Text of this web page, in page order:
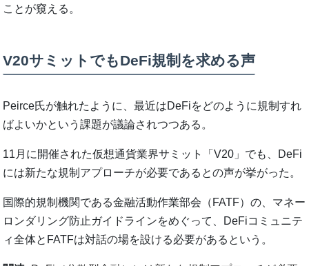
ことが窺える。
V20サミットでもDeFi規制を求める声
Peirce氏が触れたように、最近はDeFiをどのように規制すれ
ばよいかという課題が議論されつつある。
11月に開催された仮想通貨業界サミット「V20」でも、DeFi
には新たな規制アプローチが必要であるとの声が挙がった。
国際的規制機関である金融活動作業部会（FATF）の、マネー
ロンダリング防止ガイドラインをめぐって、DeFiコミュニテ
ィ全体とFATFは対話の場を設ける必要があるという。